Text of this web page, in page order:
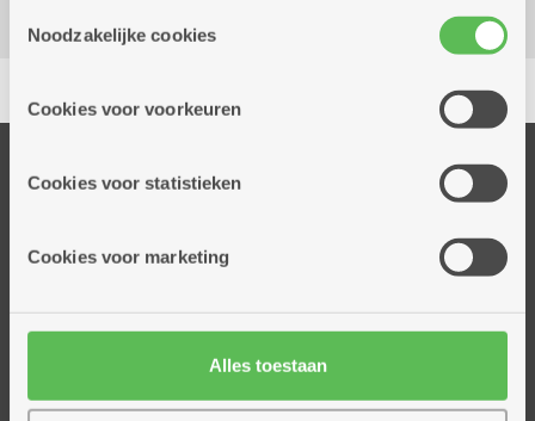
cookies hebben we jouw toestemming nodig. Sommige
cookies worden geplaatst door derde partijen die een
informatie over jouw (geanonimiseerd) gebruik van onze
partners kunnen deze gegevens combineren met andere
Noodzakelijke cookies
Cookies voor voorkeuren
Cookies voor statistieken
Cookies voor marketing
Alles toestaan
Assistentiewoningen
Woonzorgcentra
Mijn Zorgbedrijf